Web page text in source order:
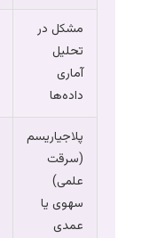
مشکل در
تحلیل
آماری
داده‌ها
پلاجیاریسم
(سرقت
علمی)
سهوی یا
عمدی